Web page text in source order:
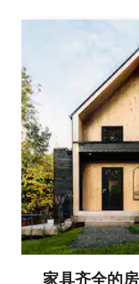
家具齐全的